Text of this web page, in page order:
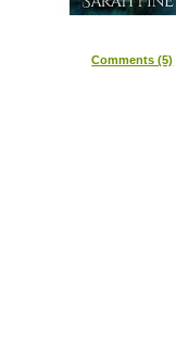
Comments (5)